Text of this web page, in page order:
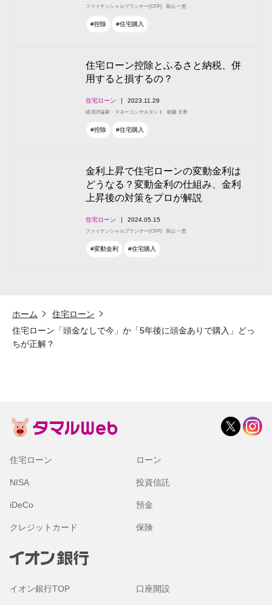
ファイナンシャルプランナー(CFP) 高山 一恵
#控除 #住宅購入
住宅ローン控除とふるさと納税、併
用すると損するの？
住宅ローン 2023.11.29
経済評論家・マネーコンサルタント 頼藤 太希
#控除 #住宅購入
金利上昇で住宅ローンの変動金利は
どうなる？変動金利の仕組み、金利
上昇後の対策をプロが解説
住宅ローン 2024.05.15
ファイナンシャルプランナー(CFP) 高山 一恵
#変動金利 #住宅購入
ホーム
住宅ローン
住宅ローン「頭金なしで今」か「5年後に頭金ありで購入」どっ
ちが正解？
住宅ローン ローン
NISA 投資信託
iDeCo 預金
クレジットカード 保険
イオン銀行TOP 口座開設